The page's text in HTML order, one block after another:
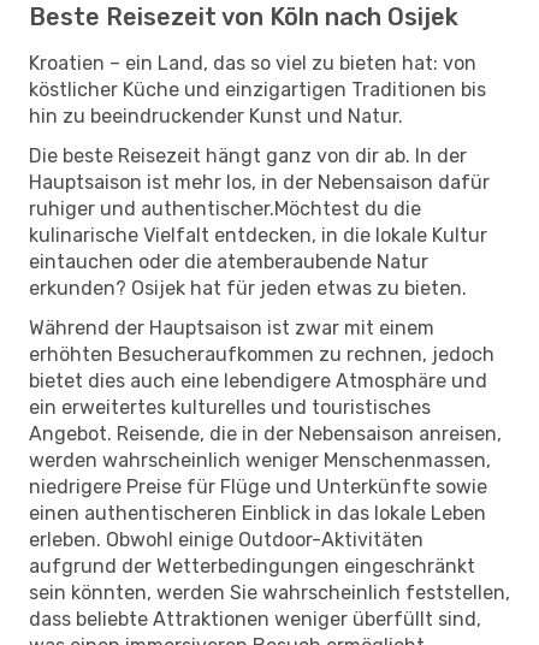
Beste Reisezeit von Köln nach Osijek
Kroatien – ein Land, das so viel zu bieten hat: von
köstlicher Küche und einzigartigen Traditionen bis
hin zu beeindruckender Kunst und Natur.
Die beste Reisezeit hängt ganz von dir ab. In der
Hauptsaison ist mehr los, in der Nebensaison dafür
ruhiger und authentischer.Möchtest du die
kulinarische Vielfalt entdecken, in die lokale Kultur
eintauchen oder die atemberaubende Natur
erkunden? Osijek hat für jeden etwas zu bieten.
Während der Hauptsaison ist zwar mit einem
erhöhten Besucheraufkommen zu rechnen, jedoch
bietet dies auch eine lebendigere Atmosphäre und
ein erweitertes kulturelles und touristisches
Angebot. Reisende, die in der Nebensaison anreisen,
werden wahrscheinlich weniger Menschenmassen,
niedrigere Preise für Flüge und Unterkünfte sowie
einen authentischeren Einblick in das lokale Leben
erleben. Obwohl einige Outdoor-Aktivitäten
aufgrund der Wetterbedingungen eingeschränkt
sein könnten, werden Sie wahrscheinlich feststellen,
dass beliebte Attraktionen weniger überfüllt sind,